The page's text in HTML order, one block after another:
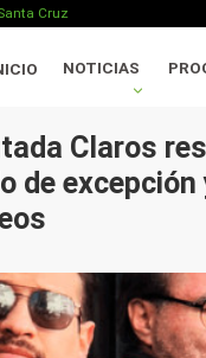
Cruz
NOTICIAS
Claros
de